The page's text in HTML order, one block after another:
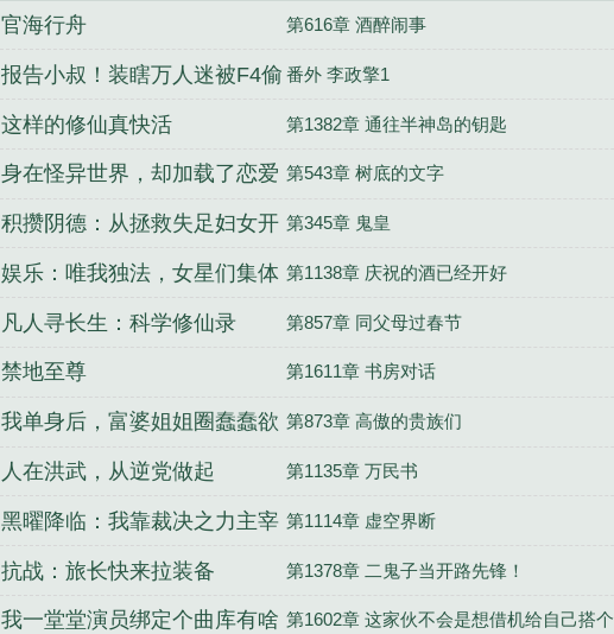
劫。出道英雄救美时触发了
骨的纯阴之体苏诗瑶。九重
是修行劫数。当第九道纯阴
九方阴阳阵，竟是……。从
校园澡堂到仙界天门，他以
官海行舟 第616章 酒醉闹事
报告小叔！装瞎万人迷被F4偷
亲
番外 李政擎1
这样的修仙真快活 第1382章 通往半神岛的钥匙
身在怪异世界，却加载了恋爱
游戏
第543章 树底的文字
积攒阴德：从拯救失足妇女开
始
第345章 鬼皇
娱乐：唯我独法，女星们集体
倒追
第1138章 庆祝的酒已经开好
凡人寻长生：科学修仙录 第857章 同父母过春节
禁地至尊 第1611章 书房对话
我单身后，富婆姐姐圈蠢蠢欲
动
第873章 高傲的贵族们
人在洪武，从逆党做起 第1135章 万民书
黑曜降临：我靠裁决之力主宰
异变
第1114章 虚空界断
抗战：旅长快来拉装备 第1378章 二鬼子当开路先锋！
我一堂堂演员绑定个曲库有啥 第1602章 这家伙不会是想借机给自己搭个